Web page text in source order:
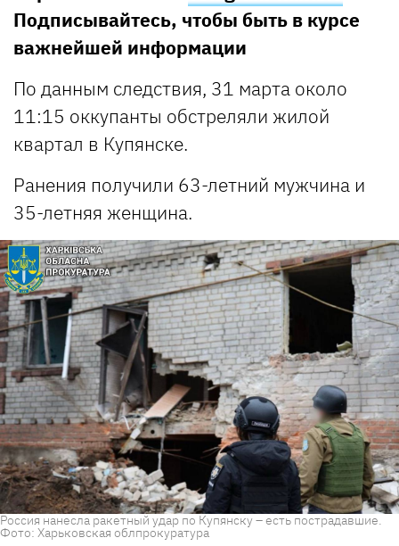
Подписывайтесь, чтобы быть в курсе
важнейшей информации
По данным следствия, 31 марта около
11:15 оккупанты обстреляли жилой
квартал в Купянске.
Ранения получили 63-летний мужчина и
35-летняя женщина.
Россия нанесла ракетный удар по Купянску – есть пострадавшие.
Фото: Харьковская облпрокуратура